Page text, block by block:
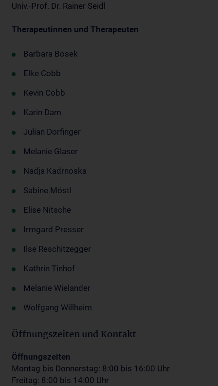
Univ.-Prof. Dr. Rainer Seidl
Therapeutinnen und Therapeuten
Barbara Bosek
Elke Cobb
Kevin Cobb
Karin Dam
Julian Dorfinger
Melanie Glaser
Nadja Kadrnoska
Sabine Möstl
Elise Nitsche
Irmgard Presser
Ilse Reschitzegger
Kathrin Tinhof
Melanie Wielander
Wolfgang Willheim
Öffnungszeiten und Kontakt
Öffnungszeiten
Montag bis Donnerstag: 8:00 bis 16:00 Uhr
Freitag: 8:00 bis 14:00 Uhr